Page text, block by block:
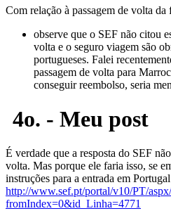
Com relação à passagem de volta
observe que o SEF não citou
volta e o seguro viagem são
portugueses. Falei
passagem de volta para
conseguir reembolso, seria
4o. - Meu post
É verdade que a resposta do SEF
volta. Mas porque ele faria isso, se
instruções para a entrada em
http://www.sef.pt/portal/v10/PT/
fromIndex=0&id_Linha=4771